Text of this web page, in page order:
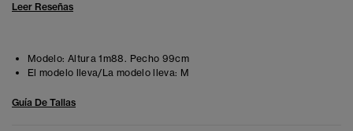
Leer Reseñas
Modelo: Altura 1m88. Pecho 99cm
El modelo lleva/La modelo lleva: M
Guía De Tallas